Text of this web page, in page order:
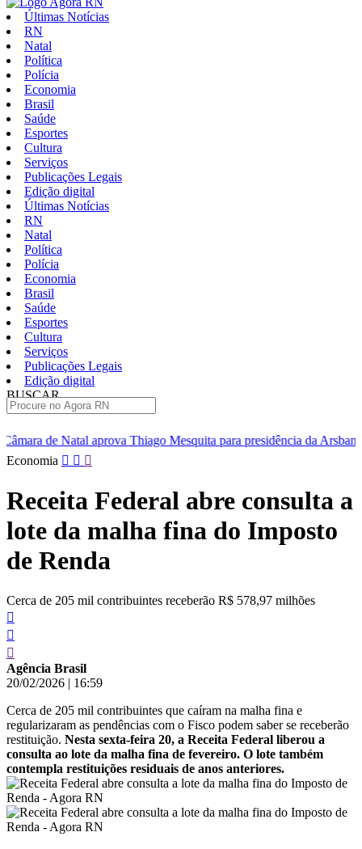
Últimas Notícias
RN
Natal
Política
Polícia
Economia
Brasil
Saúde
Esportes
Cultura
Serviços
Publicações Legais
Edição digital
Últimas Notícias
RN
Natal
Política
Polícia
Economia
Brasil
Saúde
Esportes
Cultura
Serviços
Publicações Legais
Edição digital
BUSCAR
Thiago Mesquita para presidência da Arsban
TRE confirma
Pular
conteúdo
Economia
Receita Federal abre consulta a
lote da malha fina do Imposto
de Renda
Cerca de 205 mil contribuintes receberão R$ 578,97 milhões
Agência Brasil
20/02/2026 | 16:59
Cerca de 205 mil contribuintes que caíram na malha fina e
regularizaram as pendências com o Fisco podem saber se receberão
restituição. Nesta sexta-feira 20, a Receita Federal liberou a
consulta ao lote da malha fina de fevereiro. O lote também
contempla restituições residuais de anos anteriores.